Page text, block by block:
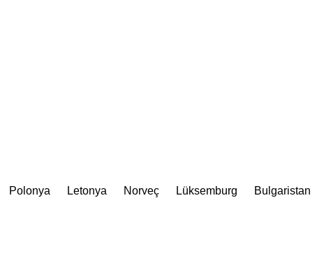
Polonya Letonya Norveç Lüksemburg
Bulgaristan